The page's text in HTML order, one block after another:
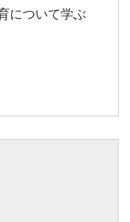
について学ぶ